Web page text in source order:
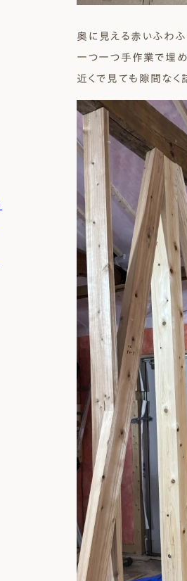
奥に見える赤いふわ
一つ一つ手作業で埋め
近くで見ても隙間なく